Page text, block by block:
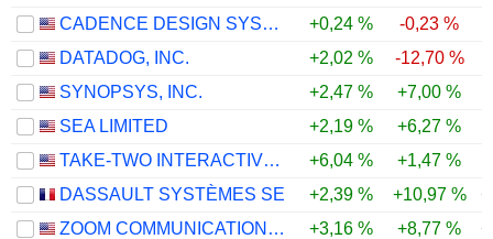
CADENCE DESIGN SYSTEMS, INC.
+0,24 % -0,23 %
DATADOG, INC.
+2,02 % -12,70 %
SYNOPSYS, INC.
+2,47 % +7,00 %
SEA LIMITED
+2,19 % +6,27 %
TAKE-TWO INTERACTIVE SOFTWARE, INC.
+6,04 % +1,47 %
DASSAULT SYSTÈMES SE
+2,39 % +10,97 %
ZOOM COMMUNICATIONS, INC.
+3,16 % +8,77 %